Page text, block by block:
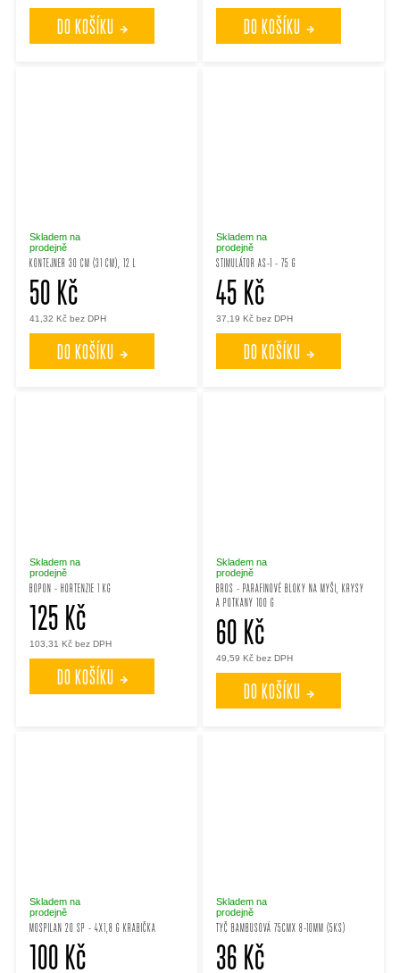
DO KOŠÍKU DO KOŠÍKU
KONTEJNER 30 CM (31 CM), 12 L
Skladem na
prodejně
41,32 Kč bez DPH
50 Kč
DO KOŠÍKU
STIMULÁTOR AS-1 - 75 G
Skladem na
prodejně
37,19 Kč bez DPH
45 Kč
DO KOŠÍKU
BOPON - HORTENZIE 1 KG
Skladem na
prodejně
103,31 Kč bez DPH
125 Kč
DO KOŠÍKU
BROS - PARAFINOVÉ BLOKY NA MYŠI, KRYSY
A POTKANY 100 G
Skladem na
prodejně
49,59 Kč bez DPH
60 Kč
DO KOŠÍKU
MOSPILAN 20 SP - 4X1,8 G KRABIČKA
Skladem na
prodejně
100 Kč
TYČ BAMBUSOVÁ 75CMX 8-10MM (5KS)
Skladem na
prodejně
36 Kč